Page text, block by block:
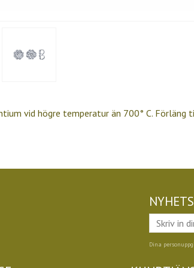
vid högre temperatur än 700° C.
Dina